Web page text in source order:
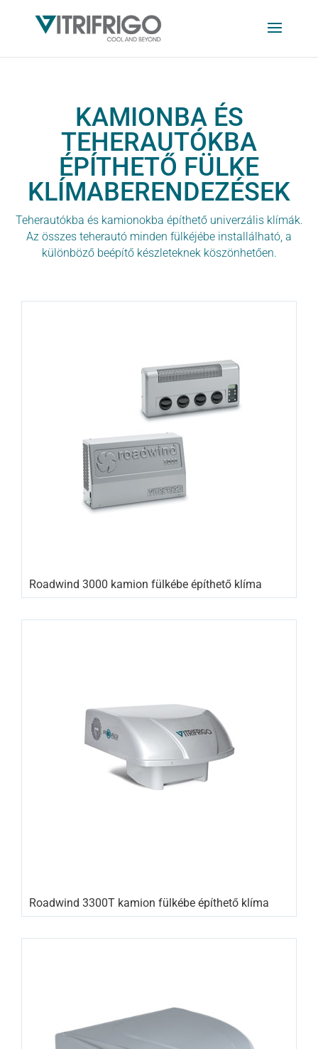
KAMIONBA ÉS
TEHERAUTÓKBA
ÉPÍTHETŐ FÜLKE
KLÍMABERENDEZÉSEK
Teherautókba és kamionokba építhető univerzális klímák.
Az összes teherautó minden fülkéjébe installálható, a
különböző beépítő készleteknek köszönhetően.
Roadwind 3000 kamion fülkébe építhető klíma
Roadwind 3300T kamion fülkébe építhető klíma